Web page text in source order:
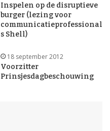
Inspelen op de disruptieve
burger (lezing voor
communicatieprofessional
s Shell)
18 september 2012
Voorzitter
Prinsjesdagbeschouwing